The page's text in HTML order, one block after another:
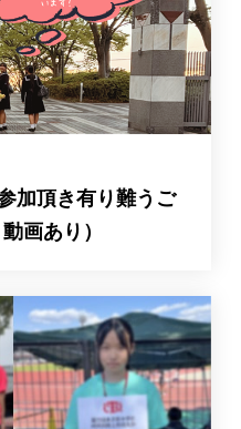
加頂き有り難うご
画あり）